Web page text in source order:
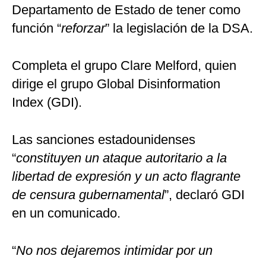
Departamento de Estado de tener como
función “reforzar” la legislación de la DSA.
Completa el grupo Clare Melford, quien
dirige el grupo Global Disinformation
Index (GDI).
Las sanciones estadounidenses
“constituyen un ataque autoritario a la
libertad de expresión y un acto flagrante
de censura gubernamental”, declaró GDI
en un comunicado.
“No nos dejaremos intimidar por un